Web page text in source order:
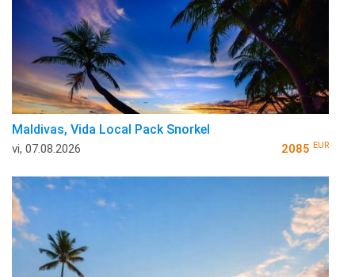
Maldivas, Vida Local Pack Snorkel
vi, 07.08.2026 2085 EUR